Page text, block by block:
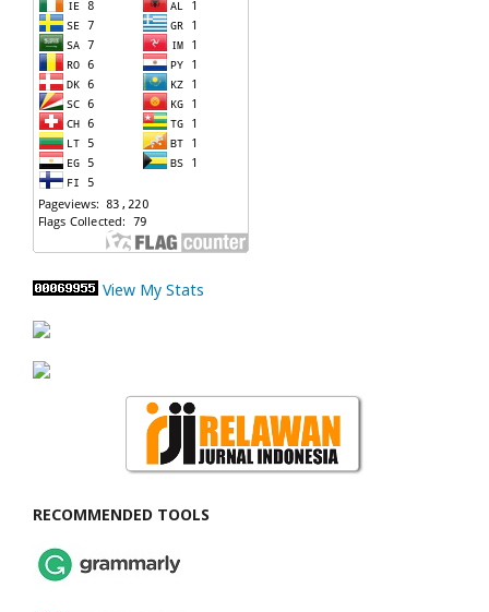
View My Stats
RECOMMENDED TOOLS